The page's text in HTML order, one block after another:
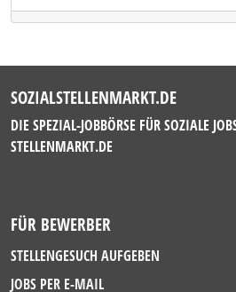
SOZIALSTELLENMARKT.DE
DIE SPEZIAL-JOBBÖRSE FÜR SOZIALE
STELLENMARKT.DE
FÜR BEWERBER
STELLENGESUCH AUFGEBEN
JOBS PER E-MAIL